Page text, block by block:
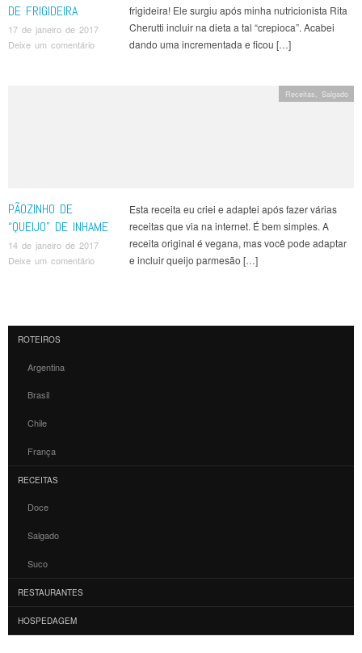
DE FRIGIDEIRA
17 de janeiro de 2017
Deixe um comentário
frigideira! Ele surgiu após minha nutricionista Rita
Cherutti incluir na dieta a tal “crepioca”. Acabei
dando uma incrementada e ficou […]
PÃOZINHO DE
“QUEIJO” DE INHAME
14 de janeiro de 2017
Deixe um comentário
Esta receita eu criei e adaptei após fazer várias
receitas que via na internet. É bem simples. A
receita original é vegana, mas você pode adaptar
e incluir queijo parmesão […]
Receitas Salgado
Navegação de Posts
ROTEIROS
Argentina
Brasil
Chile
França
RECEITAS
Doce
Salgado
Suco
RESTAURANTES
HOSPEDAGEM